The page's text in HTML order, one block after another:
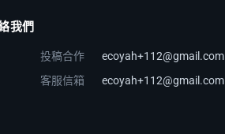
我們
投稿合作
ecoyah+112@gmail.com
客服信箱
ecoyah+112@gmail.com